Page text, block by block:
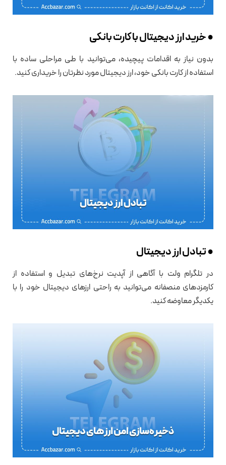
● خرید ارز دیجیتال با کارت بانکی
بدون نیاز به اقدامات پیچیده، می‌توانید با طی مراحلی ساده با
استفاده از کارت بانکی خود، ارز دیجیتال مورد نظرتان را خریداری کنید.
● تبادل ارز دیجیتال
در تلگرام ولت با آگاهی از آپدیت نرخ‌های تبدیل و استفاده از
کارمزدهای منصفانه می‌توانید به راحتی ارزهای دیجیتال خود را با
یکدیگر معاوضه کنید.